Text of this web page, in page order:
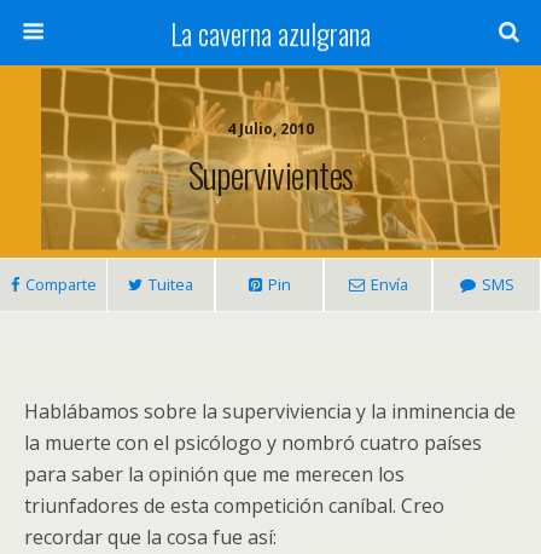
La caverna azulgrana
4 Julio, 2010
Supervivientes
Comparte Tuitea Pin Envía SMS
Hablábamos sobre la superviviencia y la inminencia de
la muerte con el psicólogo y nombró cuatro países
para saber la opinión que me merecen los
triunfadores de esta competición caníbal. Creo
recordar que la cosa fue así: